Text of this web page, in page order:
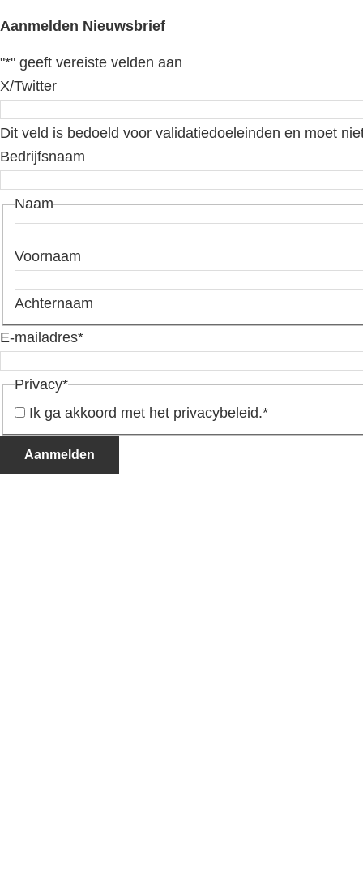
Aanmelden Nieuwsbrief
"*" geeft vereiste velden aan
X/Twitter
Dit veld is bedoeld voor validatiedoeleinden en moet
Bedrijfsnaam
Naam
Voornaam
Achternaam
E-mailadres*
Privacy*
Ik ga akkoord met het privacybeleid.*
Aanmelden